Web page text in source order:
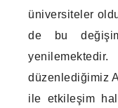
üniversiteler
de bu
düzenlediğimiz
ile etkileşim